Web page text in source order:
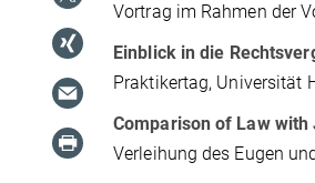
Vortrag im Rahmen der
Einblick in die
Praktikertag, Universität
Comparison of Law with
Verleihung des Eugen